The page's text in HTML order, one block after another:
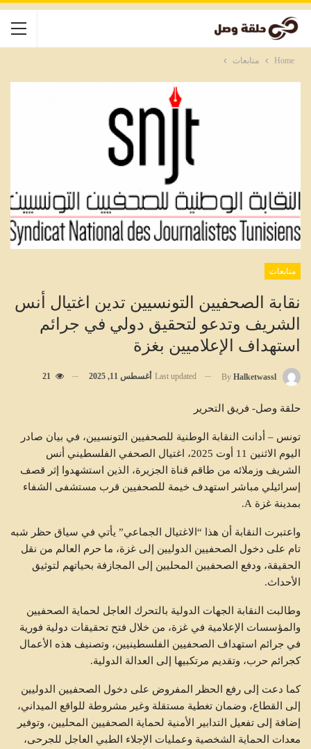
Home متابعات
متابعات
نقابة الصحفيين التونسيين تدين اغتيال أنس
الشريف وتدعو لتحقيق دولي في جرائم
استهداف الإعلاميين بغزة
By Halketwassl
Last updated أغسطس 11, 2025 21
حلقة وصل- فريق التحرير
تونس – أدانت النقابة الوطنية للصحفيين التونسيين، في بيان صادر
اليوم الاثنين 11 أوت 2025، اغتيال الصحفي الفلسطيني أنس
الشريف وزملائه من طاقم قناة الجزيرة، الذين استشهدوا إثر قصف
إسرائيلي مباشر استهدف خيمة للصحفيين قرب مستشفى الشفاء
بمدينة غزة A.
واعتبرت النقابة أن هذا “الاغتيال الجماعي” يأتي في سياق حظر شبه
تام على دخول الصحفيين الدوليين إلى غزة، ما حرم العالم من نقل
الحقيقة، ودفع الصحفيين المحليين إلى المجازفة بحياتهم لتوثيق
الأحداث.
وطالبت النقابة الجهات الدولية بالتحرك العاجل لحماية الصحفيين
والمؤسسات الإعلامية في غزة، من خلال فتح تحقيقات دولية فورية
في جرائم استهداف الصحفيين الفلسطينيين، وتصنيف هذه الأعمال
كجرائم حرب، وتقديم مرتكبيها إلى العدالة الدولية.
كما دعت إلى رفع الحظر المفروض على دخول الصحفيين الدوليين
إلى القطاع، وضمان تغطية مستقلة وغير مشروطة للواقع الميداني،
إضافة إلى تفعيل التدابير الأمنية لحماية الصحفيين المحليين، وتوفير
معدات الحماية الشخصية وعمليات الإجلاء الطبي العاجل للجرحى،